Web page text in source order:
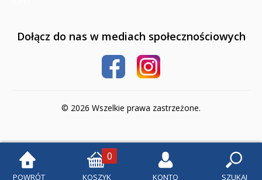
Dołącz do nas w mediach społecznościowych
© 2026 Wszelkie prawa zastrzeżone.
POWRÓT
0
KOSZYK KONTO SZUKAJ